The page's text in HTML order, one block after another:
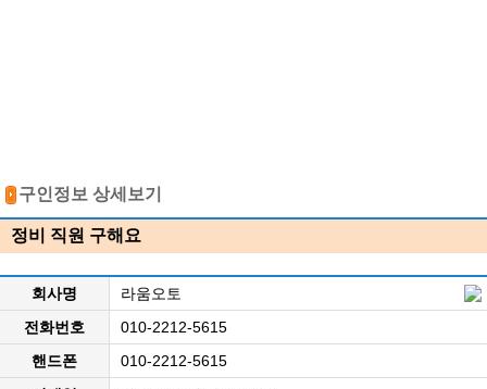
구인정보 상세보기
정비 직원 구해요
회사명
라움오토
전화번호
010-2212-5615
핸드폰
010-2212-5615